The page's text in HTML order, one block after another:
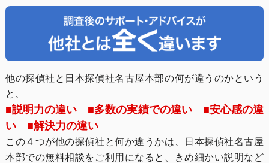
他の探偵社と日本探偵社名古屋本部の何が違うのかという
と、
■説明力の違い ■多数の実績での違い ■安心感の違
い ■解決力の違い
この４つが他の探偵社と何か違うかは、日本探偵社名古屋
本部での無料相談をご利用になると、きめ細かい説明など